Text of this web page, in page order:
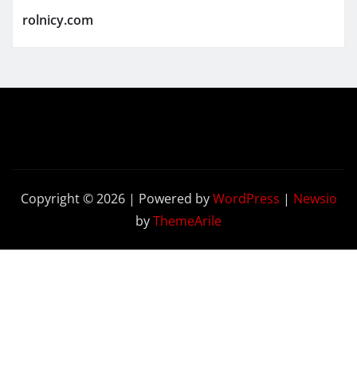
rolnicy.com
Copyright © 2026 | Powered byWordPress | Newsio
byThemeArile